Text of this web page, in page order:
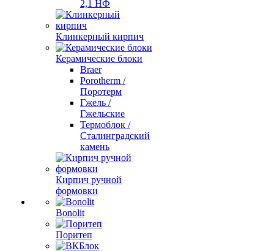
2,1 НФ
Клинкерный кирпич
Керамические блоки
Braer
Porotherm /
Поротерм
Гжель /
Гжельские
Термоблок /
Сталинградский
камень
Кирпич ручной
формовки
Bonolit
Поритеп